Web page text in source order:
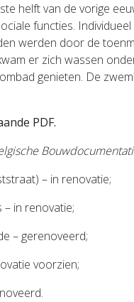
helft van de vorige
functies.
werden door de
er zich wassen
genieten. De
PDF.
– in renovatie;
– in renovatie;
– gerenoveerd;
voorzien;